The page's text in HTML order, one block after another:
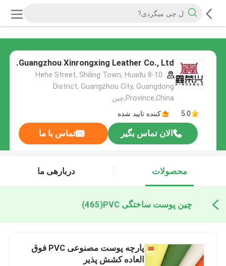
Guangzhou Xinrongxing Leather Co., Ltd.
8-10 Hehe Street, Shiling Town, Huadu
District, Guangzhou City, Guangdong
Province,China,چین
5.0
کننده تایید شده
الان تماس بگیر تماس با ما
محصولات دربارهی ما
چین پوست ساختگی PVC (465)
پارچه پوست مصنوعی PVC فوق
العاده کشش پذیر